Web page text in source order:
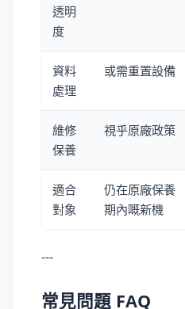
透明
度
資料
處理
或需重置設備
維修
保養
視乎原廠政策
適合
對象
仍在原廠保養
期內嘅新機
---
常見問題 FAQ